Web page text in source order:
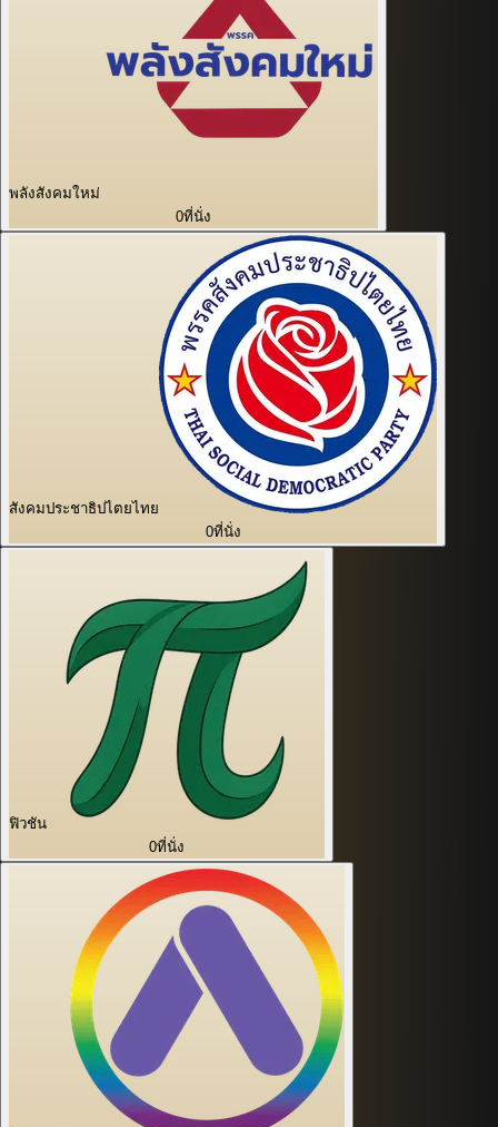
พลังสังคมใหม่
0ที่นั่ง
สังคมประชาธิปไตยไทย
0ที่นั่ง
ฟิวชัน
0ที่นั่ง